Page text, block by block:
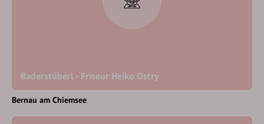
Baderstüberl - Friseur Heiko Ostry
Bernau am Chiemsee